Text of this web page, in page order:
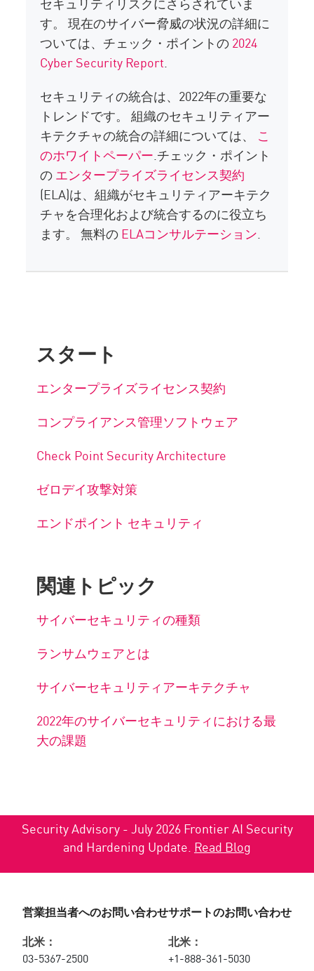
す。 現在のサイバー脅威の状況の詳細に
ついては、チェック・ポイントの2024
Cyber Security Report.
セキュリティの統合は、2022年の重要な
トレンドです。 組織のセキュリティアー
キテクチャの統合の詳細については、 こ
のホワイトペーパー.チェック・ポイント
のエンタープライズライセンス契約
(ELA)は、組織がセキュリティアーキテク
チャを合理化および統合するのに役立ち
ます。 無料のELAコンサルテーション.
スタート
エンタープライズライセンス契約
コンプライアンス管理ソフトウェア
Check Point Security Architecture
ゼロデイ攻撃対策
エンドポイント セキュリティ
関連トピック
サイバーセキュリティの種類
ランサムウェアとは
サイバーセキュリティアーキテクチャ
2022年のサイバーセキュリティにおける最
大の課題
Security Advisory - July 2026 Frontier AI Security
and Hardening Update. Read Blog
営業担当者へのお問い合わせ
北米：
03-5367-2500
サポートのお問い合わせ
北米：
+1-888-361-5030